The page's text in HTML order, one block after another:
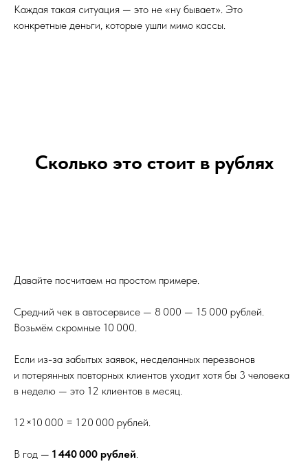
Каждая такая ситуация — это не «ну бывает». Это
конкретные деньги, которые ушли мимо кассы.
Сколько это стоит в рублях
Давайте посчитаем на простом примере.
Средний чек в автосервисе — 8 000 — 15 000 рублей.
Возьмём скромные 10 000.
Если из-за забытых заявок, несделанных перезвонов
и потерянных повторных клиентов уходит хотя бы 3 человека
в неделю — это 12 клиентов в месяц.
12×10 000 = 120 000 рублей.
В год — 1 440 000 рублей.